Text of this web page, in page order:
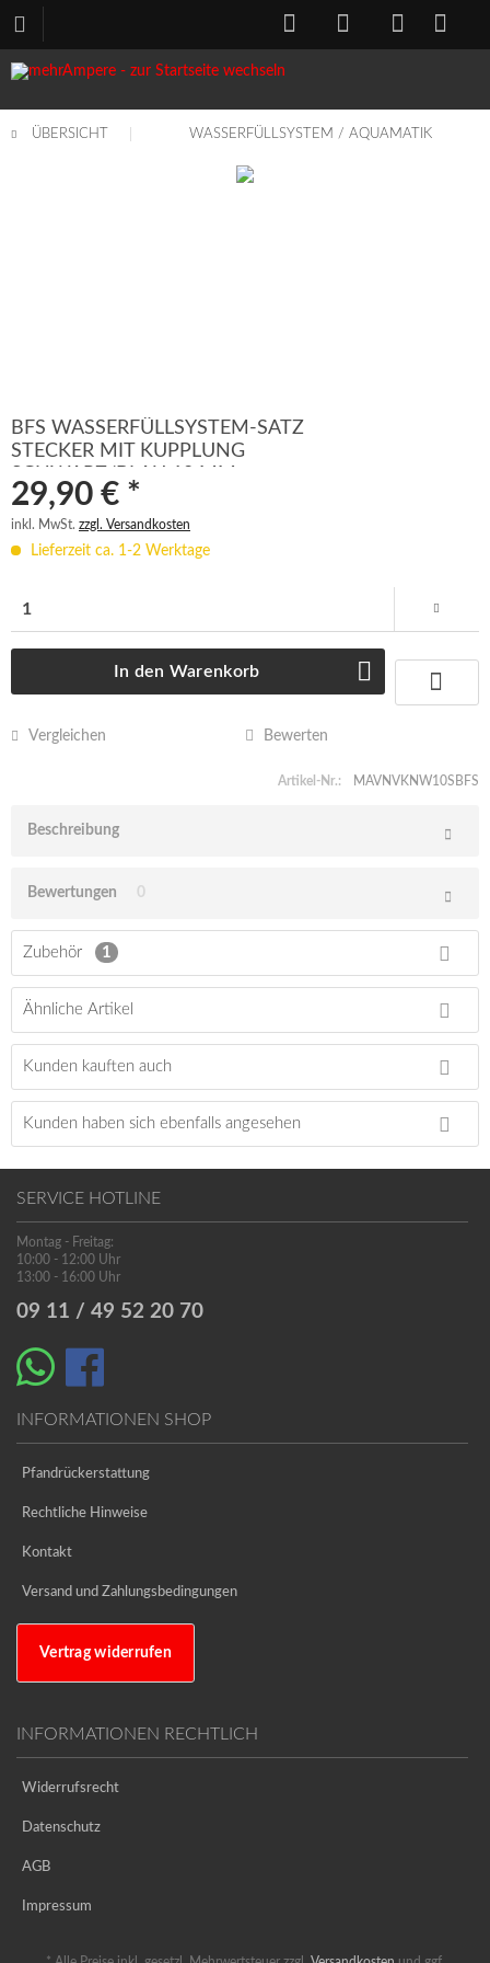
ÜBERSICHT WASSERFÜLLSYSTEM / AQUAMATIK
BFS WASSERFÜLLSYSTEM-SATZ
STECKER MIT KUPPLUNG
STAPLERBATTERIE AQUAMATIK
29,90 € *
inkl. MwSt. zzgl. Versandkosten
Lieferzeit ca. 1-2 Werktage
In den Warenkorb
Vergleichen Bewerten
Artikel-Nr.: MAVNVKNW10SBFS
Beschreibung
Bewertungen 0
Zubehör 1
Ähnliche Artikel
Kunden kauften auch
Kunden haben sich ebenfalls angesehen
SERVICE HOTLINE
Montag - Freitag:
10:00 - 12:00 Uhr
13:00 - 16:00 Uhr
09 11 / 49 52 20 70
INFORMATIONEN SHOP
Pfandrückerstattung
Rechtliche Hinweise
Kontakt
Versand und Zahlungsbedingungen
Vertrag widerrufen
INFORMATIONEN RECHTLICH
Widerrufsrecht
Datenschutz
AGB
Impressum